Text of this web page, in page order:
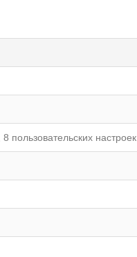
пользовательских настроек